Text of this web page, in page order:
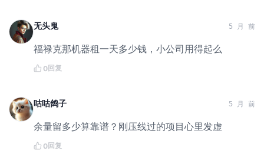
无头鬼 5 月 前
福禄克那机器租一天多少钱，小公司用得起么
0 回复
咕咕鸽子 5 月 前
余量留多少算靠谱？刚压线过的项目心里发虚
0 回复